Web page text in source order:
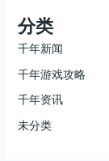
分类
千年新闻
千年游戏攻略
千年资讯
未分类